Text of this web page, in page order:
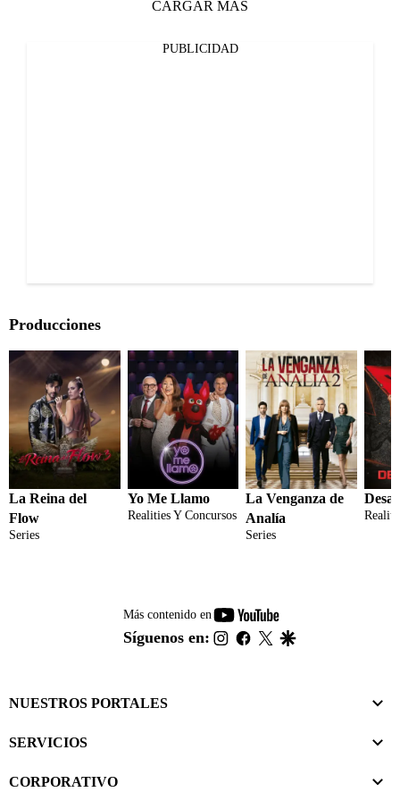
CARGAR MÁS
PUBLICIDAD
Producciones
La Reina del
Flow
Series
Yo Me Llamo
Realities Y Concursos
La Venganza de
Analía
Series
Más contenido en
youtube-
footer
Síguenos en: instagram
facebook
twitter
NUESTROS PORTALES
SERVICIOS
CORPORATIVO